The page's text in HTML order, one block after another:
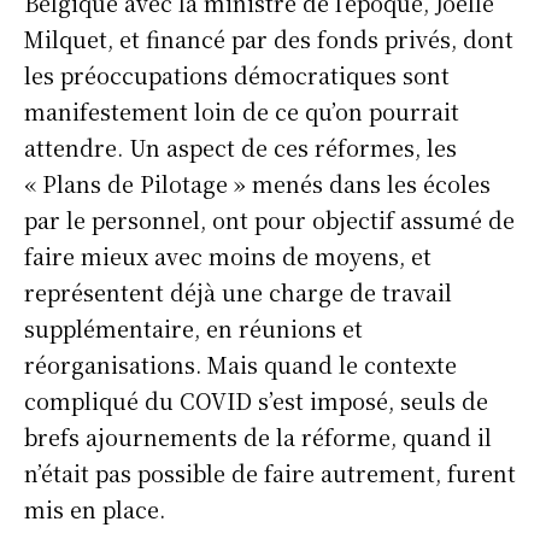
Milquet, et financé par des fonds privés, dont
les préoccupations démocratiques sont
manifestement loin de ce qu’on pourrait
attendre. Un aspect de ces réformes, les
« Plans de Pilotage » menés dans les écoles
par le personnel, ont pour objectif assumé de
faire mieux avec moins de moyens, et
représentent déjà une charge de travail
supplémentaire, en réunions et
réorganisations. Mais quand le contexte
compliqué du COVID s’est imposé, seuls de
brefs ajournements de la réforme, quand il
n’était pas possible de faire autrement, furent
mis en place.